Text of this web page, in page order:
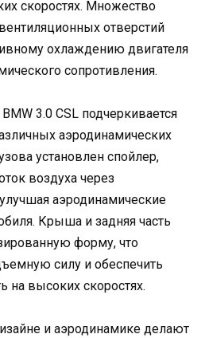
скоростях. Множество
отверстий
охлаждению двигателя
сопротивления.
3.0 CSL подчеркивается
аэродинамических
установлен спойлер,
воздуха через
аэродинамические
Крыша и задняя часть
форму, что
силу и обеспечить
на высоких скоростях.
и аэродинамике делают